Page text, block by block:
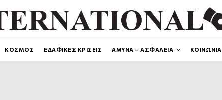
ΚΟΣΜΟΣ ΕΔΑΦΙΚΕΣ ΚΡΙΣΕΙΣ ΑΜΥΝΑ – ΑΣΦΑΛΕΙΑ ΚΟΙΝΩΝΙΑ